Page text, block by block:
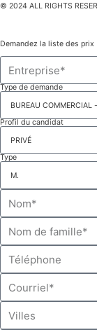
© 2024 ALL RIGHTS
Demandez la liste des prix
Type de demande
Profil du candidat
Type